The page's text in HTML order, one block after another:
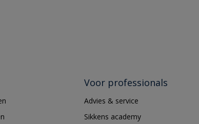
Voor professionals
Advies & service
Sikkens academy